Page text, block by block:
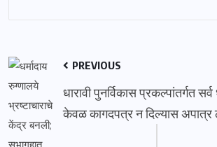
PREVIOUS
धारावी पुनर्विकास प्रकल्पांतर्गत
केवळ कागदपत्र न दिल्यास अपात्र